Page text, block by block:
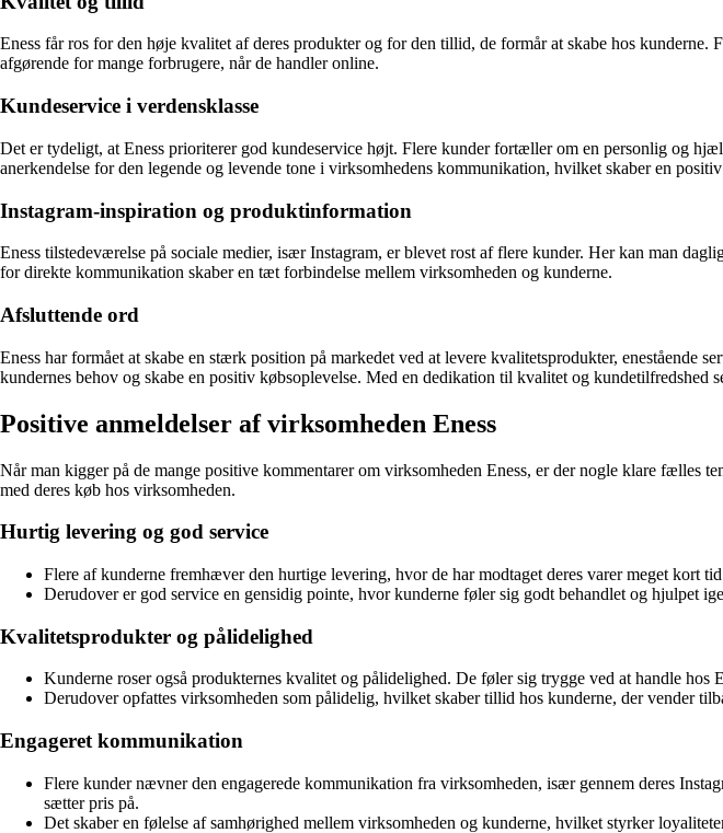
Eness får ros for den høje kvalitet af deres produkter og for den tillid, de formår at skabe hos
afgørende for mange forbrugere, når de handler online.
Kundeservice i verdensklasse
Det er tydeligt, at Eness prioriterer god kundeservice højt. Flere kunder fortæller om en personlig og
anerkendelse for den legende og levende tone i virksomhedens kommunikation, hvilket skaber en
Instagram-inspiration og produktinformation
Eness tilstedeværelse på sociale medier, især Instagram, er blevet rost af flere kunder. Her kan man
for direkte kommunikation skaber en tæt forbindelse mellem virksomheden og kunderne.
Afsluttende ord
Eness har formået at skabe en stærk position på markedet ved at levere kvalitetsprodukter,
kundernes behov og skabe en positiv købsoplevelse. Med en dedikation til kvalitet og
Positive anmeldelser af virksomheden Eness
Når man kigger på de mange positive kommentarer om virksomheden Eness, er der nogle klare fælles
med deres køb hos virksomheden.
Hurtig levering og god service
Flere af kunderne fremhæver den hurtige levering, hvor de har modtaget deres varer meget kort
Derudover er god service en gensidig pointe, hvor kunderne føler sig godt behandlet og hjulpet
Kvalitetsprodukter og pålidelighed
Kunderne roser også produkternes kvalitet og pålidelighed. De føler sig trygge ved at handle hos
Derudover opfattes virksomheden som pålidelig, hvilket skaber tillid hos kunderne, der vender
Engageret kommunikation
Flere kunder nævner den engagerede kommunikation fra virksomheden, især gennem deres
sætter pris på.
Det skaber en følelse af samhørighed mellem virksomheden og kunderne, hvilket styrker